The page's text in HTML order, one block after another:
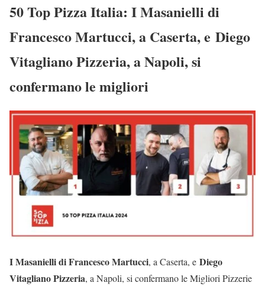
50 Top Pizza Italia: I Masanielli di
Francesco Martucci, a Caserta, e Diego
Vitagliano Pizzeria, a Napoli, si
confermano le migliori
I Masanielli di Francesco Martucci, a Caserta, e Diego
Vitagliano Pizzeria, a Napoli, si confermano le Migliori Pizzerie